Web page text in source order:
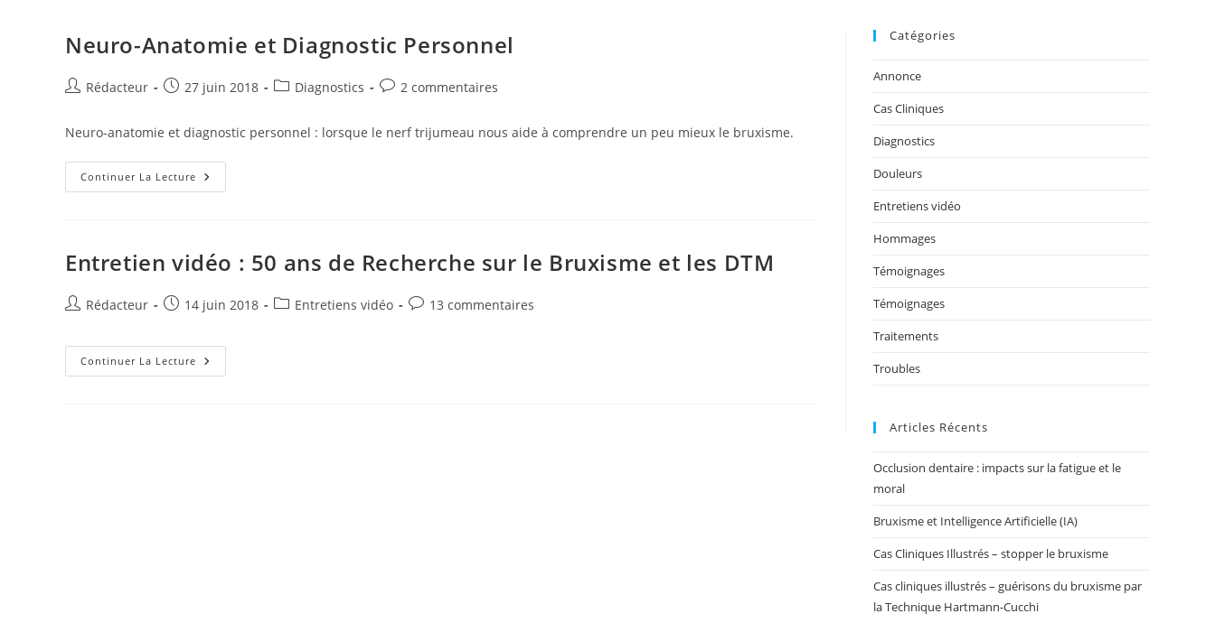
Neuro-Anatomie et Diagnostic Personnel
Auteur/autrice
la
publication :
Rédacteur
Publication
27 juin 2018
PostDiagnostics
Commentaires
publication :
2 commentaires
Neuro-anatomie et diagnostic personnel : lorsque le nerf trijumeau nous aide à comprendre un peu mieux le bruxisme.
Continuer La Lecture Neuro-
Anatomie
Entretien vidéo : 50 ans de Recherche sur le Bruxisme et les DTM
Auteur/autrice
la
publication :
Rédacteur
Publication
14 juin 2018
PostEntretiens vidéo
Commentaires
13 commentaires
Continuer La Lecture Entretien
Vidéo
Catégories
Annonce
Cas Cliniques
Diagnostics
Douleurs
Entretiens vidéo
Hommages
Témoignages
Témoignages
Traitements
Troubles
Articles Récents
Occlusion dentaire : impacts sur la fatigue et le
moral
Bruxisme et Intelligence Artificielle (IA)
Cas Cliniques Illustrés – stopper le bruxisme
Cas cliniques illustrés – guérisons du bruxisme par
la Technique Hartmann-Cucchi